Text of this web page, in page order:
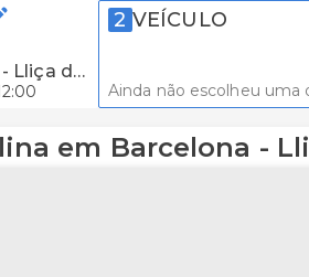
Barcelona - Lliça de Vall
2 VEÍCULO
Ainda não escolheu uma
em Barcelona -